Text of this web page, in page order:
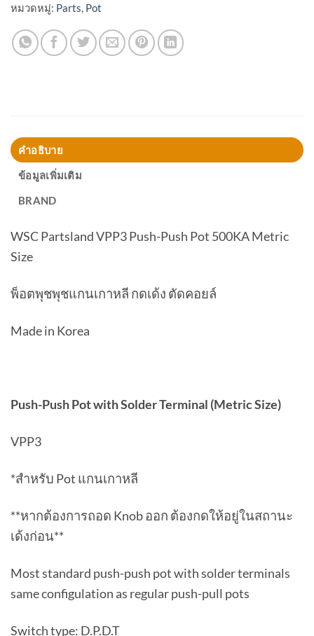
หมวดหมู่: Parts Pot
คำอธิบาย
ข้อมูลเพิ่มเติม
BRAND
WSC Partsland VPP3 Push-Push Pot 500KA Metric
Size
พ็อตพุชพุชแกนเกาหลี กดเด้ง ตัดคอยล์
Made in Korea
Push-Push Pot with Solder Terminal (Metric Size)
VPP3
*สำหรับ Pot แกนเกาหลี
**หากต้องการถอด Knob ออก ต้องกดให้อยู่ในสถานะ
เด้งก่อน**
Most standard push-push pot with solder terminals
same configulation as regular push-pull pots
Switch type: D.P.D.T